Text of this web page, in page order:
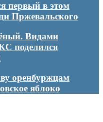
первый в этом
Пржевальского
Видами
поделился
оренбуржцам
яблоко